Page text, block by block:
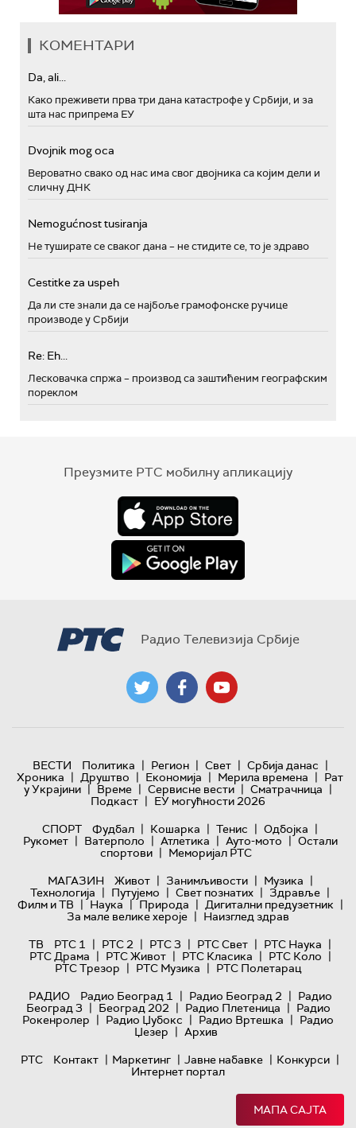
КОМЕНТАРИ
Da, ali...
Како преживети прва три дана катастрофе у Србији, и за
шта нас припрема ЕУ
Dvojnik mog oca
Вероватно свако од нас има свог двојника са којим дели и
сличну ДНК
Nemogućnost tusiranja
Не туширате се сваког дана – не стидите се, то је здраво
Cestitke za uspeh
Да ли сте знали да се најбоље грамофонске ручице
производе у Србији
Re: Eh...
Лесковачка спржа – производ са заштићеним географским
пореклом
Преузмите РТС мобилну апликацију
Радио Телевизија Србије
ВЕСТИ Политика | Регион | Свет | Србија данас |
Хроника | Друштво | Економија | Мерила времена | Рат
у Украјини | Време | Сервисне вести | Сматрачница |
Подкаст | ЕУ могућности 2026
СПОРТ
Фудбал | Кошарка | Тенис | Одбојка |
Рукомет | Ватерполо | Атлетика | Ауто-мото | Остали
спортови | Меморијал РТС
МАГАЗИН
Живот | Занимљивости | Музика |
Технологијa | Путујемо | Свет познатих | Здравље |
Филм и ТВ | Наука | Природа | Дигитални предузетник |
За мале велике хероје | Наизглед здрав
ТВ
РТС 1 | РТС 2 | РТС 3 | РТС Свет | РТС Наука |
РТС Драма | РТС Живот | РТС Класика | РТС Коло |
РТС Трезор | РТС Музика | РТС Полетарац
РАДИО
Радио Београд 1 | Радио Београд 2 | Радио
Београд 3 | Београд 202 | Радио Плетеница | Радио
Рокенролер | Радио Џубокс | Радио Вртешка | Радио
Џезер | Архив
РТС
Контакт | Маркетинг | Јавне набавке | Конкурси |
Интернет портал
МАПА САЈТА